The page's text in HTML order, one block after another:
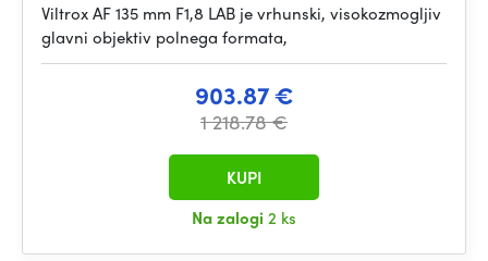
Viltrox AF 135 mm F1,8 LAB je vrhunski, visokozmogljiv
glavni objektiv polnega formata,
903.87 €
1 218.78 €
Na zalogi 2 ks
KUPI